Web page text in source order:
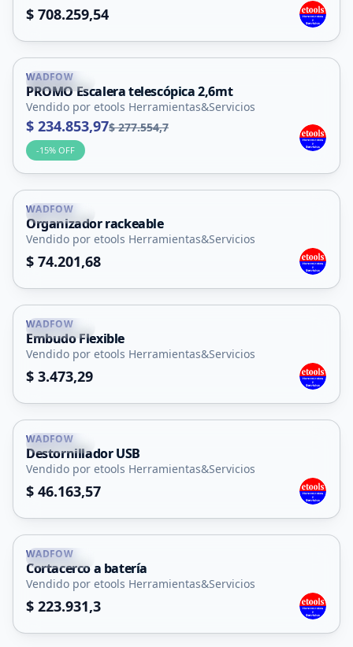
$ 708.259,54
La Punta
WADFOW
PROMO Escalera telescópica 2,6mt
Vendido por etools Herramientas&Servicios
$ 234.853,97$ 277.554,7
-15% OFF
La Punta
WADFOW
Organizador rackeable
Vendido por etools Herramientas&Servicios
$ 74.201,68
La Punta
WADFOW
Embudo Flexible
Vendido por etools Herramientas&Servicios
$ 3.473,29
La Punta
WADFOW
Destornillador USB
Vendido por etools Herramientas&Servicios
$ 46.163,57
La Punta
WADFOW
Cortacerco a batería
Vendido por etools Herramientas&Servicios
$ 223.931,3